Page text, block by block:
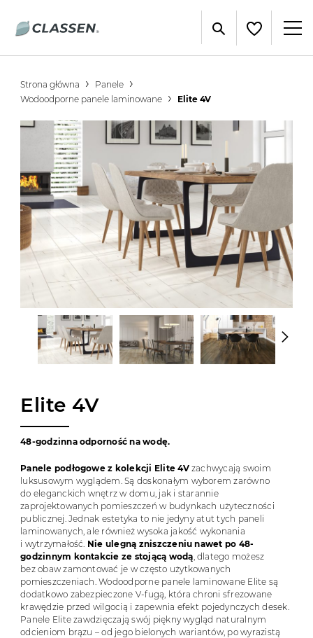
Strona główna
Panele
Wodoodporne panele laminowane
Elite 4V
Elite 4V
48-godzinna odporność na wodę.
Panele podłogowe z kolekcji Elite 4Vzachwycają swoim
luksusowym wyglądem. Są doskonałym wyborem zarówno
do eleganckich wnętrz w domu, jak i starannie
zaprojektowanych pomieszczeń w budynkach użyteczności
publicznej. Jednak estetyka to nie jedyny atut tych paneli
laminowanych, ale również wysoka jakość wykonania
i wytrzymałość. Nie ulegną zniszczeniu nawet po 48-
godzinnym kontakcie ze stojącą wodą , dlatego możesz
bez obaw zamontować je w często użytkowanych
pomieszczeniach. Wodoodporne panele laminowane Elite są
dodatkowo zabezpieczone V-fugą, która chroni sfrezowane
krawędzie przed wilgocią i zapewnia efekt pojedynczych desek.
Panele Elite zawdzięczają swój piękny wygląd naturalnym
odcieniom brązu – od jego bielonych wariantów, po wyrazistą